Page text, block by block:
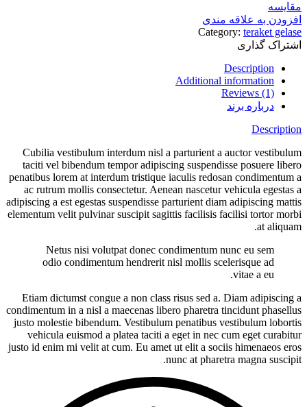
مقایسه
افزودن به علاقه مندی
Category: teraket gelase
اشتراک گذاری
Description
Additional information
Reviews (1)
درباره برند
Description
Cubilia vestibulum interdum nisl a parturient a auctor vestibulum
taciti vel bibendum tempor adipiscing suspendisse posuere libero
penatibus lorem at interdum tristique iaculis redosan condimentum a
ac rutrum mollis consectetur. Aenean nascetur vehicula egestas a
adipiscing a est egestas suspendisse parturient diam adipiscing mattis
elementum velit pulvinar suscipit sagittis facilisis facilisi tortor morbi
at aliquam.
Netus nisi volutpat donec condimentum nunc eu sem
odio condimentum hendrerit nisl mollis scelerisque ad
vitae a eu.
Etiam dictumst congue a non class risus sed a. Diam adipiscing a
condimentum in a nisl a maecenas libero pharetra tincidunt phasellus
justo molestie bibendum. Vestibulum penatibus vestibulum lobortis
vehicula euismod a platea taciti a eget in nec cum eget curabitur
justo id enim mi velit at cum. Eu amet ut elit a sociis himenaeos eros
nunc at pharetra magna suscipit.